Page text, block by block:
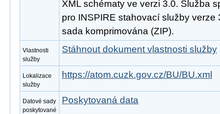
XML schématy ve verzi 3.0. Služba
pro INSPIRE stahovací služby verze
sada komprimována (ZIP).
Vlastnosti
služby
Stáhnout dokument vlastnosti služby
Lokalizace
služby
https://atom.cuzk.gov.cz/BU/BU.xml
Datové sady
poskytované
Poskytovaná data